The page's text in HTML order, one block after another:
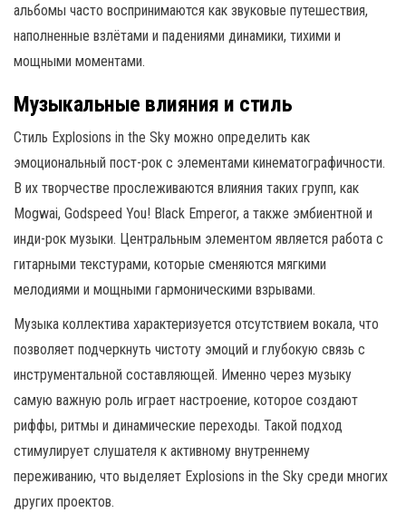
альбомы часто воспринимаются как звуковые путешествия,
наполненные взлётами и падениями динамики, тихими и
мощными моментами.
Музыкальные влияния и стиль
Стиль Explosions in the Sky можно определить как
эмоциональный пост-рок с элементами кинематографичности.
В их творчестве прослеживаются влияния таких групп, как
Mogwai, Godspeed You! Black Emperor, а также эмбиентной и
инди-рок музыки. Центральным элементом является работа с
гитарными текстурами, которые сменяются мягкими
мелодиями и мощными гармоническими взрывами.
Музыка коллектива характеризуется отсутствием вокала, что
позволяет подчеркнуть чистоту эмоций и глубокую связь с
инструментальной составляющей. Именно через музыку
самую важную роль играет настроение, которое создают
риффы, ритмы и динамические переходы. Такой подход
стимулирует слушателя к активному внутреннему
переживанию, что выделяет Explosions in the Sky среди многих
других проектов.